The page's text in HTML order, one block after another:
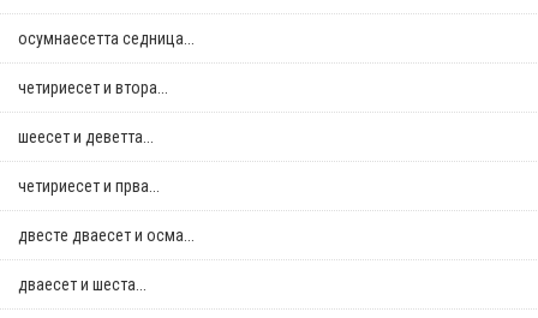
осумнaесетта седница...
четириесет и втора...
шеесет и деветта...
четириесет и прва...
двестe дваесет и осма...
дваесет и шеста...